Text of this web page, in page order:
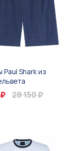
Shark из
28 150 ₽